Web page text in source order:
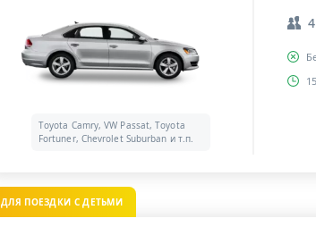
Toyota Camry, VW Passat, Toyota
Fortuner, Chevrolet Suburban и т.п.
4
ДЛЯ ПОЕЗДКИ С ДЕТЬМИ